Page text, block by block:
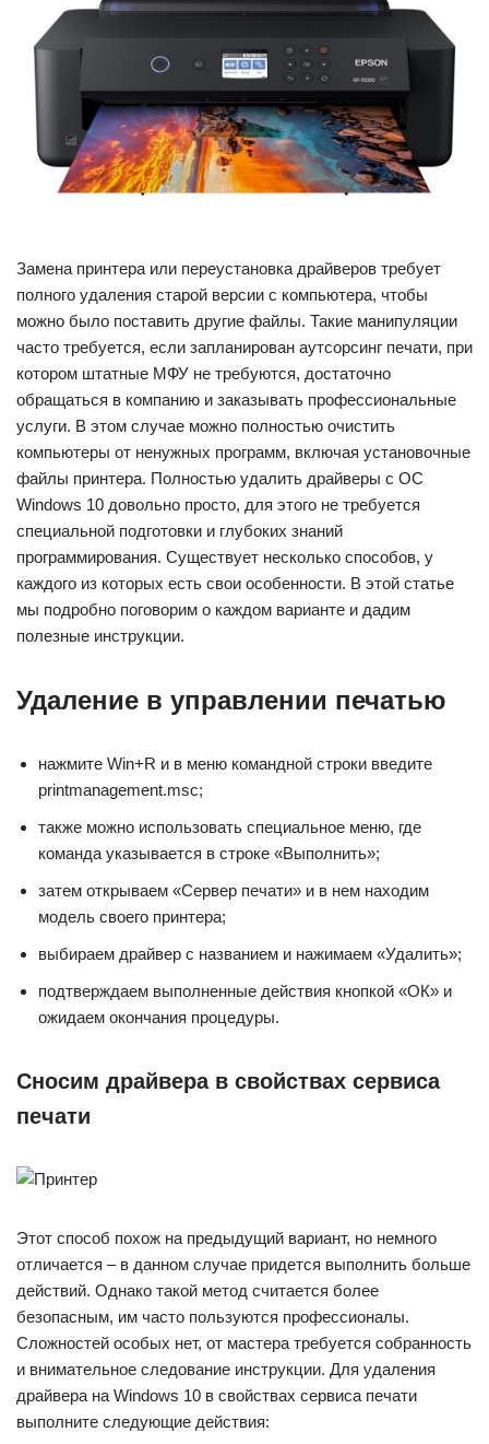
Замена принтера или переустановка драйверов требует
полного удаления старой версии с компьютера, чтобы
можно было поставить другие файлы. Такие манипуляции
часто требуется, если запланирован аутсорсинг печати, при
котором штатные МФУ не требуются, достаточно
обращаться в компанию и заказывать профессиональные
услуги. В этом случае можно полностью очистить
компьютеры от ненужных программ, включая установочные
файлы принтера. Полностью удалить драйверы с ОС
Windows 10 довольно просто, для этого не требуется
специальной подготовки и глубоких знаний
программирования. Существует несколько способов, у
каждого из которых есть свои особенности. В этой статье
мы подробно поговорим о каждом варианте и дадим
полезные инструкции.
Удаление в управлении печатью
нажмите Win+R и в меню командной строки введите
printmanagement.msc;
также можно использовать специальное меню, где
команда указывается в строке «Выполнить»;
затем открываем «Сервер печати» и в нем находим
модель своего принтера;
выбираем драйвер с названием и нажимаем «Удалить»;
подтверждаем выполненные действия кнопкой «ОК» и
ожидаем окончания процедуры.
Сносим драйвера в свойствах сервиса
печати
Этот способ похож на предыдущий вариант, но немного
отличается – в данном случае придется выполнить больше
действий. Однако такой метод считается более
безопасным, им часто пользуются профессионалы.
Сложностей особых нет, от мастера требуется собранность
и внимательное следование инструкции. Для удаления
драйвера на Windows 10 в свойствах сервиса печати
выполните следующие действия: